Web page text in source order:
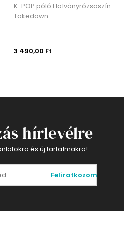
K-POP póló Halványrózsaszín -
Takedown
3 490,00 Ft
K-
hírlevélre
és új tartalmakra!
Feliratkozom